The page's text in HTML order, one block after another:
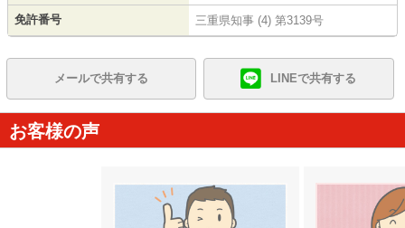
免許番号 三重県知事 (4) 第3139号
メールで共有する LINEで共有する
お客様の声